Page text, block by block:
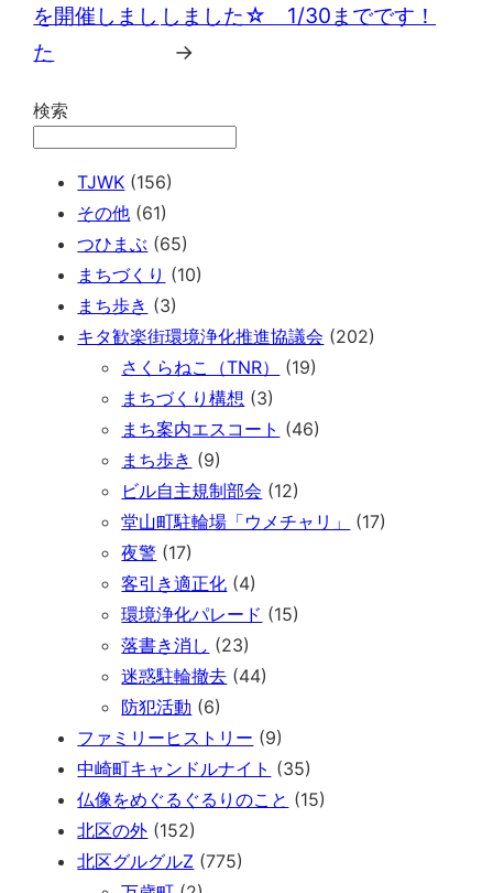
を開催しまし
た
しました☆ 1/30までです！
→
検索
TJWK (156)
その他 (61)
つひまぶ (65)
まちづくり (10)
まち歩き (3)
キタ歓楽街環境浄化推進協議会 (202)
さくらねこ（TNR）
(19)
まちづくり構想 (3)
まち案内エスコート (46)
まち歩き (9)
ビル自主規制部会 (12)
堂山町駐輪場「ウメチャリ」
(17)
夜警 (17)
客引き適正化 (4)
環境浄化パレード (15)
落書き消し (23)
迷惑駐輪撤去 (44)
防犯活動 (6)
ファミリーヒストリー (9)
中崎町キャンドルナイト (35)
仏像をめぐるぐるりのこと (15)
北区の外 (152)
北区グルグルZ (775)